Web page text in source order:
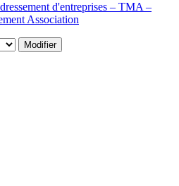
d'entreprises – TMA –
Association